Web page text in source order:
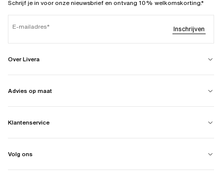
Schrijf je in voor onze nieuwsbrief en ontvang 10% welkomskorting.*
E-mailadres Inschrijven
Over Livera
Advies op maat
Klantenservice
Volg ons